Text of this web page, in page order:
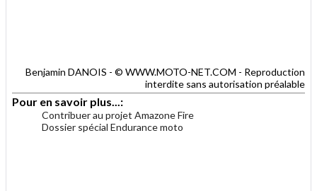
Benjamin DANOIS - © WWW.MOTO-NET.COM - Reproduction
interdite sans autorisation préalable
Pour en savoir plus...:
Contribuer au projet Amazone Fire
Dossier spécial Endurance moto